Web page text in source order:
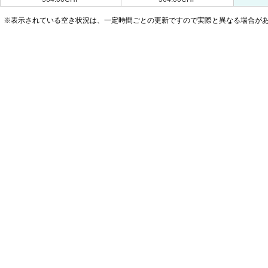
※表示されている空き状況は、一定時間ごとの更新ですので実際と異なる場合があ